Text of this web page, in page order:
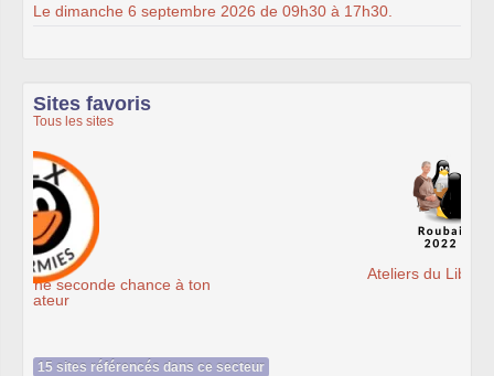
Le dimanche 6 septembre 2026 de 09h30 à 17h30.
Sites favoris
Tous les sites
15 sites référencés dans ce secteur